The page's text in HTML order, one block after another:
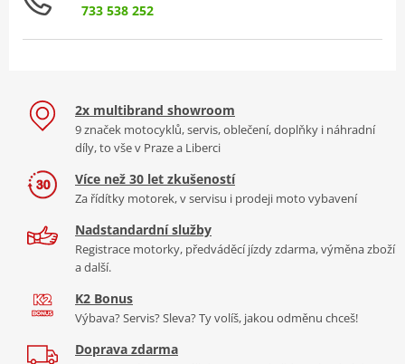
733 538 252
2x multibrand showroom
9 značek motocyklů, servis, oblečení, doplňky i náhradní
díly, to vše v Praze a Liberci
Více než 30 let zkušeností
Za řídítky motorek, v servisu i prodeji moto vybavení
Nadstandardní služby
Registrace motorky, předváděcí jízdy zdarma, výměna zboží
a další.
K2 Bonus
Výbava? Servis? Sleva? Ty volíš, jakou odměnu chceš!
Doprava zdarma